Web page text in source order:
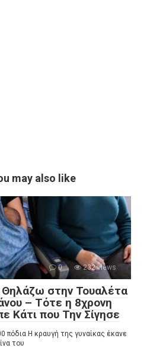
may also like
0 232 views
Θηλάζω στην Τουαλέτα
– Τότε η 8χρονη
Κάτι που Την Σίγησε
πόδια Η κραυγή της γυναίκας έκανε
του